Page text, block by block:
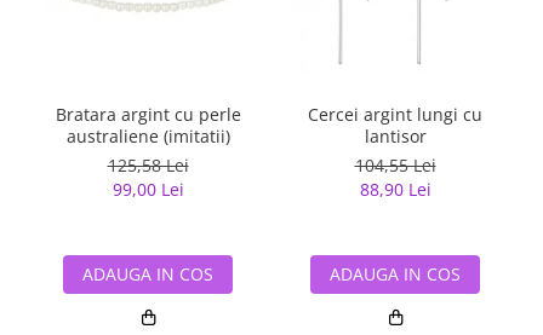
Bratara argint cu perle
australiene (imitatii)
125,58 Lei
99,00 Lei
ADAUGA IN COS
Cercei argint lungi cu
lantisor
104,55 Lei
88,90 Lei
ADAUGA IN COS